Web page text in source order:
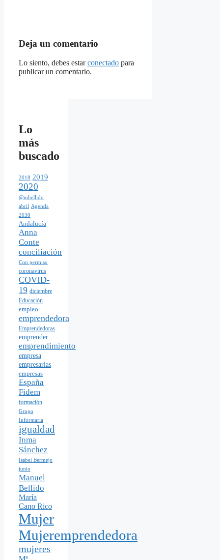
Deja un comentario
Lo siento, debes estarconectado para
publicar un comentario.
Lo
más
buscado
2018 2019
2020
@mbellido
abril Agenda
2030
Andalucía
Anna
Conte
conciliación
Con permiso
coronavirus
COVID-
19 diciembre
Educación
empleo
emprendedora
Emprendedoras
emprender
emprendimiento
empresa
empresarias
empresas
España
Fidem
formación
Grupo
Informaria
igualdad
Inma
Sánchez
Isabel Bermejo
junio
Manuel
Bellido
María
Cano Rico
Mujer
Mujeremprendedora
mujeres